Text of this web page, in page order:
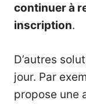
continuer à
inscription.
D’autres
jour. Par
propose une